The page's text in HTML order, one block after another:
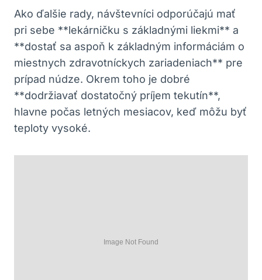
Ako ďalšie rady, návštevníci odporúčajú mať
pri sebe **lekárničku s základnými liekmi** a
**dostať sa aspoň k základným informáciám o
miestnych zdravotníckych zariadeniach** pre
prípad núdze. Okrem toho je dobré
**dodržiavať dostatočný príjem tekutín**,
hlavne počas letných mesiacov, keď môžu byť
teploty vysoké.